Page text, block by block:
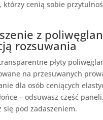
którzy cenią sobie
z
rozsuwania
płyty
na przesuwanych
dla osób ceniących
– odsuwasz część
się pod zadaszeniem.